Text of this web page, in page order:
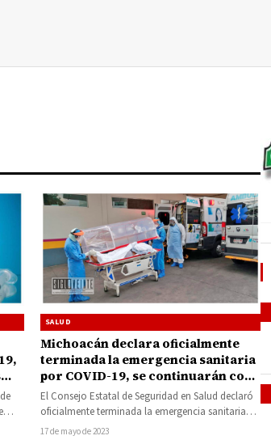
SALUD
Michoacán declara oficialmente
terminada la emergencia sanitaria
por COVID-19, se continuarán con
tareas de promoción, prevención,
diagnóstico y tratamiento
El Consejo Estatal de Seguridad en Salud declaró
oficialmente terminada la emergencia sanitaria
provocada por el COVID-19 en Michoacán. Lo…
17 de mayo de 2023